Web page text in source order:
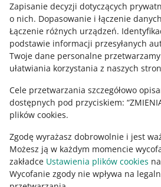
Zapisanie decyzji dotyczących
o nich. Dopasowanie i łączenie
Łączenie różnych urządzeń.
podstawie informacji przesyłanych
Twoje dane personalne
ułatwiania korzystania z naszych stron
Cele przetwarzania szczegółowo
dostępnych pod przyciskiem:
plików cookies.
Zgodę wyrażasz dobrowolnie i jest
Możesz ją w każdym momencie
zakładce Ustawienia plików cookies
Wycofanie zgody nie wpływa na
Zapytaj społeczność
Zajrzyj na Allegro
Ta strona jest też dostępna w